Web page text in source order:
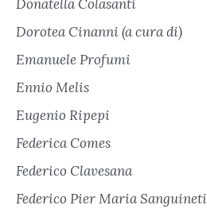
Donatella Colasanti
Dorotea Cinanni (a cura di)
Emanuele Profumi
Ennio Melis
Eugenio Ripepi
Federica Comes
Federico Clavesana
Federico Pier Maria Sanguineti